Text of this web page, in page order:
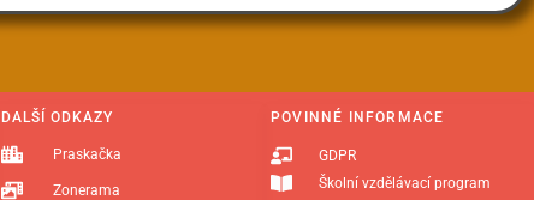
DALŠÍ ODKAZY
Praskačka
Zonerama
POVINNÉ INFORMACE
GDPR
Školní vzdělávací program